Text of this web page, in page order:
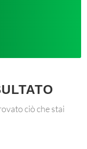
ciò che stai